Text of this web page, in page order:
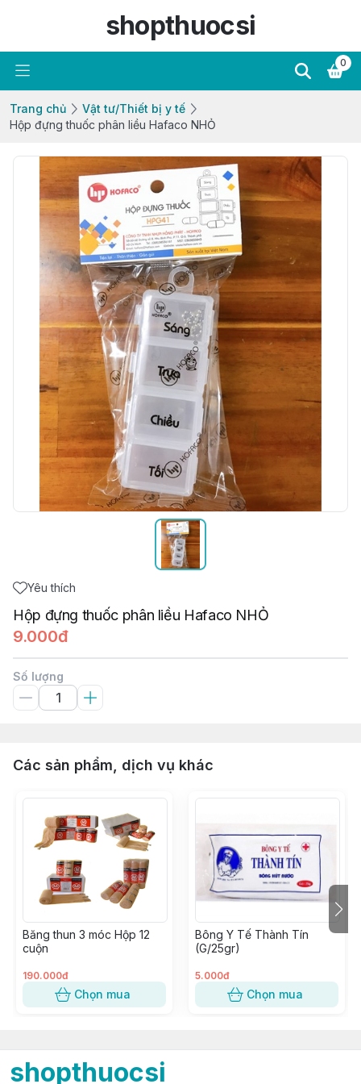
shopthuocsi
0
Trang chủ
Vật tư/Thiết bị y tế
Hộp đựng thuốc phân liều Hafaco NHỎ
Yêu thích
Hộp đựng thuốc phân liều Hafaco NHỎ
9.000đ
Số lượng
Các sản phẩm, dịch vụ khác
Băng thun 3 móc Hộp 12
cuộn
190.000đ
Chọn mua
Bông Y Tế Thành Tín
(G/25gr)
5.000đ
Chọn mua
shopthuocsi